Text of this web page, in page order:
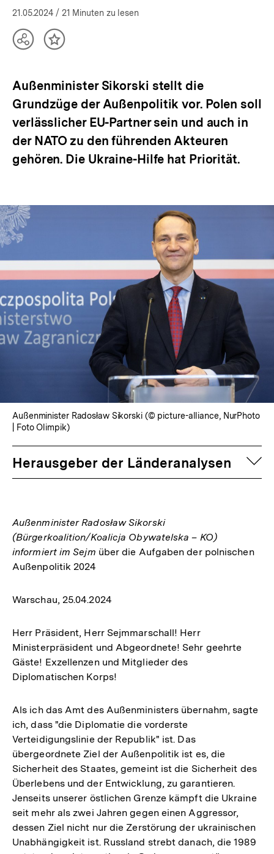
21.05.2024 / 21 Minuten zu lesen
TeilenInhalt
Außenminister Sikorski stellt die
Grundzüge der Außenpolitik vor. Polen soll
verlässlicher EU-Partner sein und auch in
der NATO zu den führenden Akteuren
gehören. Die Ukraine-Hilfe hat Priorität.
Außenminister Radosław Sikorski (© picture-alliance, NurPhoto
| Foto Olimpik)
Herausgeber der Länderanalysen
Außenminister Radosław Sikorski
(Bürgerkoalition/Koalicja Obywatelska – KO)
informiert im Sejm über die Aufgaben der polnischen
Außenpolitik 2024
Warschau, 25.04.2024
Herr Präsident, Herr Sejmmarschall! Herr
Ministerpräsident und Abgeordnete! Sehr geehrte
Gäste! Exzellenzen und Mitglieder des
Diplomatischen Korps!
Als ich das Amt des Außenministers übernahm, sagte
ich, dass "die Diplomatie die vorderste
Verteidigungslinie der Republik" ist. Das
übergeordnete Ziel der Außenpolitik ist es, die
Sicherheit des Staates, gemeint ist die Sicherheit des
Überlebens und der Entwicklung, zu garantieren.
Jenseits unserer östlichen Grenze kämpft die Ukraine
seit mehr als zwei Jahren gegen einen Aggressor,
dessen Ziel nicht nur die Zerstörung der ukrainischen
Unabhängigkeit ist. Russland strebt danach, die 1989